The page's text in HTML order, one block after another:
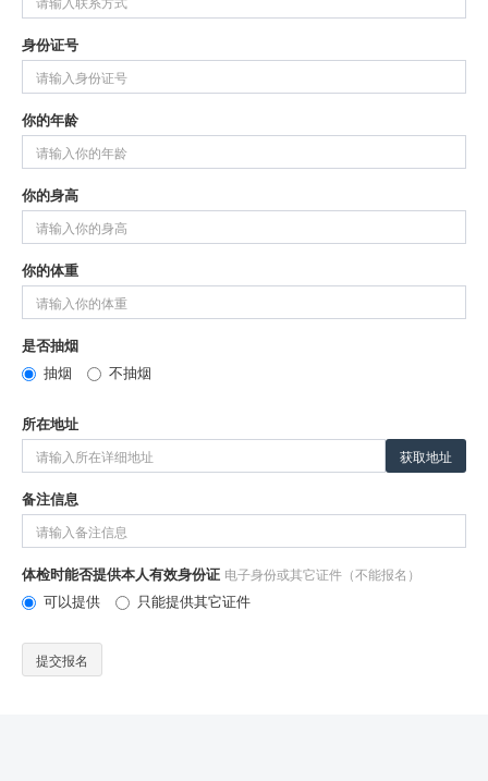
身份证号
你的年龄
你的身高
你的体重
是否抽烟
抽烟
不抽烟
所在地址
获取地址
备注信息
体检时能否提供本人有效身份证 电子身份或其它证件（不能报名）
可以提供 只能提供其它证件
提交报名